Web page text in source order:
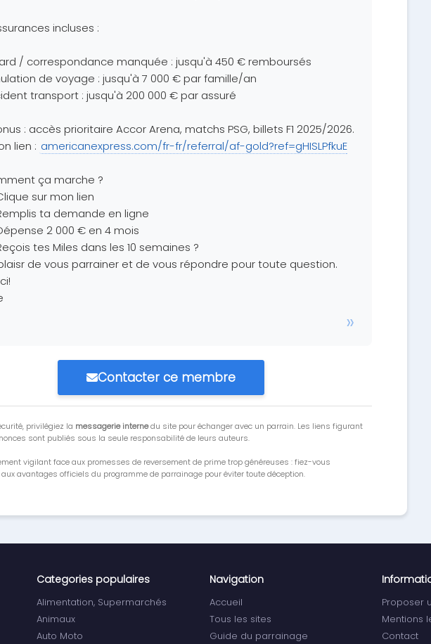
incluses :
/ correspondance manquée : jusqu'à 450 € remboursés
de voyage : jusqu'à 7 000 € par famille/an
transport : jusqu'à 200 000 € par assuré
: accès prioritaire Accor Arena, matchs PSG, billets F1 2025/2026.
lien : americanexpress.com/fr-fr/referral/af-gold?ref=gHISLPfkuE
ça marche ?
sur mon lien
ta demande en ligne
2 000 € en 4 mois
tes Miles dans les 10 semaines ?
de vous parrainer et de vous répondre pour toute question.
Contacter ce membre
privilégiez la messagerie internedu site pour échanger avec un parrain. Les liens figurant
sont publiés sous la seule responsabilité de leurs auteurs.
vigilant face aux promesses de reversement de prime trop généreuses : fiez-vous
avantages officiels du programme de parrainage pour éviter toute déception.
Categories populaires
Alimentation, Supermarchés
Animaux
Auto Moto
Navigation
Accueil
Tous les sites
Guide du parrainage
Proposer
Mentions
Contact